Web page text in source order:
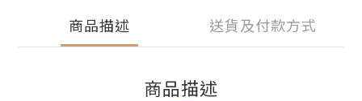
商品描述 送貨及付款方式
商品描述